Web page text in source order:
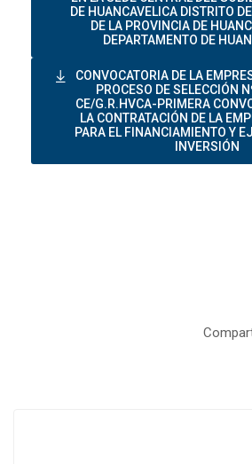
DE HUANCAVELICA DISTRITO
DE LA PROVINCIA DE
DEPARTAMENTO DE
CONVOCATORIA DE LA
PROCESO DE SELECCIÓN
CE/G.R.HVCA-PRIMERA
LA CONTRATACIÓN DE LA
PARA EL FINANCIAMIENTO Y
INVERSIÓN